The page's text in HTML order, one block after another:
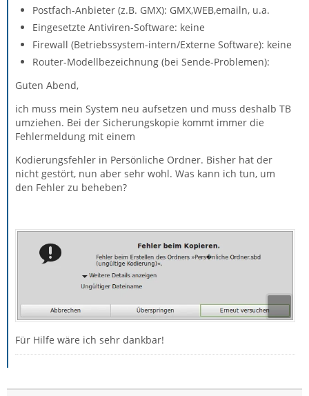
Postfach-Anbieter (z.B. GMX): GMX,WEB,emailn, u.a.
Eingesetzte Antiviren-Software: keine
Firewall (Betriebssystem-intern/Externe Software): keine
Router-Modellbezeichnung (bei Sende-Problemen):
Guten Abend,
ich muss mein System neu aufsetzen und muss deshalb TB
umziehen. Bei der Sicherungskopie kommt immer die
Fehlermeldung mit einem
Kodierungsfehler in Persönliche Ordner. Bisher hat der
nicht gestört, nun aber sehr wohl. Was kann ich tun, um
den Fehler zu beheben?
Für Hilfe wäre ich sehr dankbar!